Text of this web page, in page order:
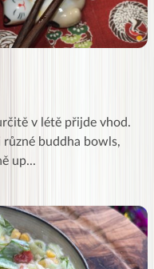
v létě přijde vhod.
různé buddha bowls,
up...